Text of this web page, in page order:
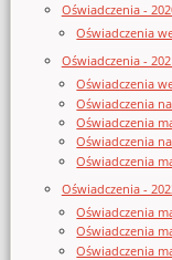
Oświadczenia -
Oświadczenia
Oświadczenia -
Oświadczenia
Oświadczenia
Oświadczenia
Oświadczenia
Oświadczenia
Oświadczenia -
Oświadczenia
Oświadczenia
Oświadczenia